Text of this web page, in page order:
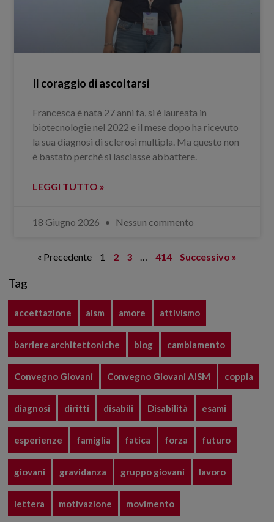
Il coraggio di ascoltarsi
Francesca è nata 27 anni fa, si è laureata in
biotecnologie nel 2022 e il mese dopo ha ricevuto
la sua diagnosi di sclerosi multipla. Ma questo non
è bastato perché si lasciasse abbattere.
LEGGI TUTTO »
18 Giugno 2026 Nessun commento
« Precedente 1 2 3 … 414 Successivo »
Tag
accettazione aism amore attivismo
barriere architettoniche blog cambiamento
Convegno Giovani Convegno Giovani AISM coppia
diagnosi diritti disabili Disabilità esami
esperienze famiglia fatica forza futuro
giovani gravidanza gruppo giovani lavoro
lettera motivazione movimento